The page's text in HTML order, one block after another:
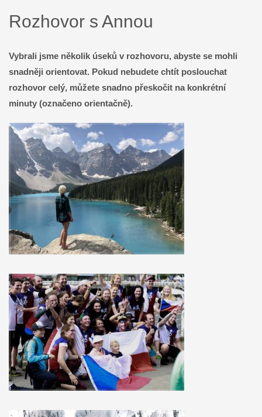
Rozhovor s Annou
Vybrali jsme několik úseků v rozhovoru, abyste se mohli
snadněji orientovat. Pokud nebudete chtít poslouchat
rozhovor celý, můžete snadno přeskočit na konkrétní
minuty (označeno orientačně).